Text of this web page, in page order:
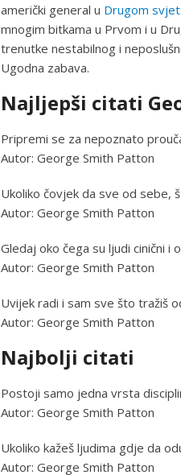
američki general u Drugom
mnogim bitkama u Prvom i u
trenutke nestabilnog i
Ugodna zabava.
Najljepši citati
Pripremi se za nepoznato
Autor: George Smith Patton
Ukoliko čovjek da sve od sebe,
Autor: George Smith Patton
Gledaj oko čega su ljudi cinični i
Autor: George Smith Patton
Uvijek radi i sam sve što tražiš
Autor: George Smith Patton
Najbolji citati
Postoji samo jedna vrsta
Autor: George Smith Patton
Ukoliko kažeš ljudima gdje da
Autor: George Smith Patton